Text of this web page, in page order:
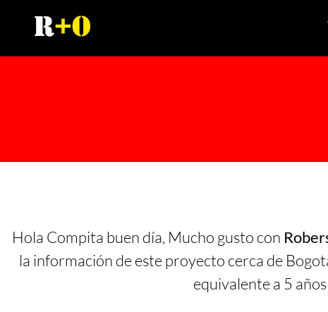
Hola Compita buen día, Mucho gusto con
la información de este proyecto cerca de
equivalente a 5 años